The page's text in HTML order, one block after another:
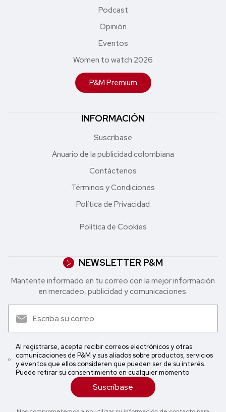
Podcast
Opinión
Eventos
Women to watch 2026
P&M Premium
INFORMACIÓN
Suscríbase
Anuario de la publicidad colombiana
Contáctenos
Términos y Condiciones
Política de Privacidad
Política de Cookies
NEWSLETTER P&M
Mantente informado en tu correo con la mejor in formación
en mercadeo, publicidad y comunicaciones.
Al registrarse, acepta recibir correos electrónicos y otras
comunicaciones de P&M y sus aliados sobre productos, servicios
y eventos que ellos consideren que pueden ser de su interés.
Puede retirar su consentimiento en cualquier momento
Suscríbase